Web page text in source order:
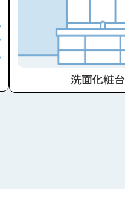
洗面化粧台